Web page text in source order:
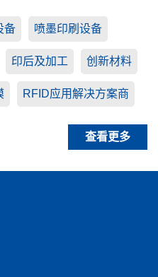
备 喷墨印刷设备
印后及加工 创新材料
RFID应用解决方案商
查看更多